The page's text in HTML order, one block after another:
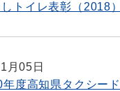
トイレ表彰（2018）
月05日
年度高知県タクシー